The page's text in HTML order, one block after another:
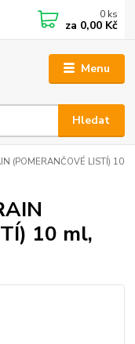
Menu
Hledat
0 ks
za 0,00 Kč
(POMERANČOVÉ LISTÍ) 10
10 ml,